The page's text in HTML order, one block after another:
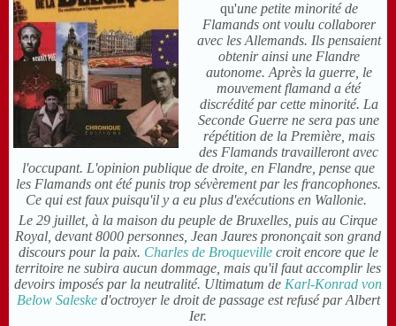
qu'une petite minorité de
Flamands ont voulu collaborer
avec les Allemands. Ils pensaient
obtenir ainsi une Flandre
autonome. Après la guerre, le
mouvement flamand a été
discrédité par cette minorité. La
Seconde Guerre ne sera pas une
répétition de la Première, mais
des Flamands travailleront avec
l'occupant. L'opinion publique de droite, en Flandre, pense que
les Flamands ont été punis trop sévèrement par les francophones.
Ce qui est faux puisqu'il y a eu plus d'exécutions en Wallonie.
Le 29 juillet, à la maison du peuple de Bruxelles, puis au Cirque
Royal, devant 8000 personnes, Jean Jaures prononçait son grand
discours pour la paix. Charles de Broquevillecroit encore que le
territoire ne subira aucun dommage, mais qu'il faut accomplir les
devoirs imposés par la neutralité. Ultimatum de Karl-Konrad von
Below Salesked'octroyer le droit de passage est refusé par Albert
Ier.